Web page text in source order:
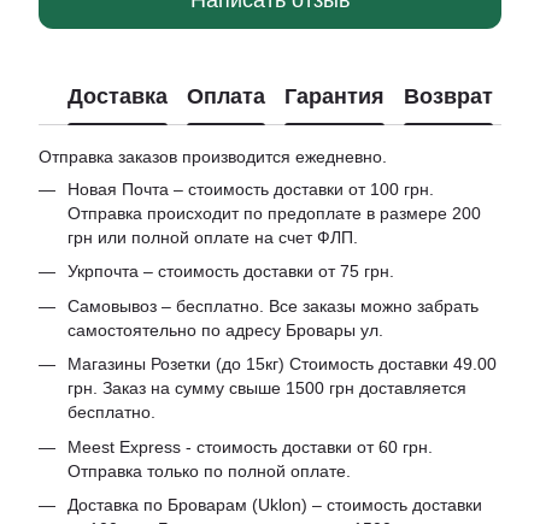
Доставка Оплата Гарантия Возврат
Отправка заказов производится ежедневно.
Новая Почта – стоимость доставки от 100 грн.
Отправка происходит по предоплате в размере 200
грн или полной оплате на счет ФЛП.
Укрпочта – стоимость доставки от 75 грн.
Самовывоз – бесплатно. Все заказы можно забрать
самостоятельно по адресу Бровары ул.
Магазины Розетки (до 15кг) Стоимость доставки 49.00
грн. Заказ на сумму свыше 1500 грн доставляется
бесплатно.
Meest Express - стоимость доставки от 60 грн.
Отправка только по полной оплате.
Доставка по Броварам (Uklon) – стоимость доставки